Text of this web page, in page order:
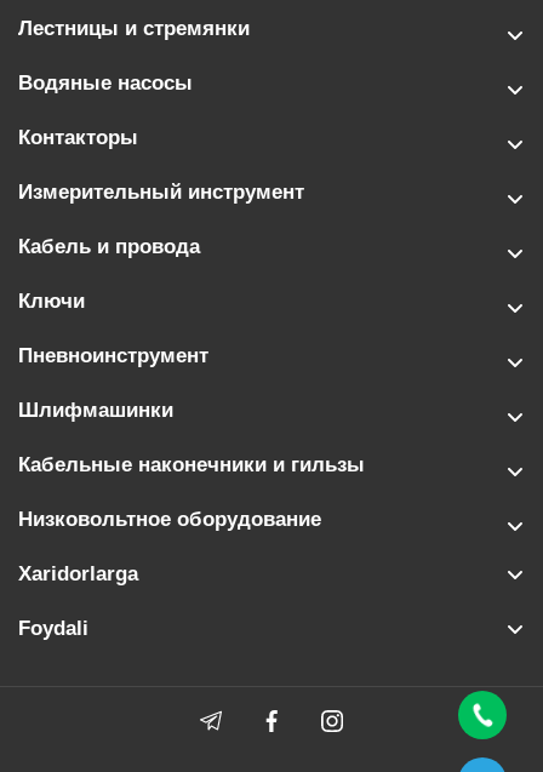
Лестницы и стремянки
Водяные насосы
Контакторы
Измерительный инструмент
Кабель и провода
Ключи
Пневноинструмент
Шлифмашинки
Кабельные наконечники и гильзы
Низковольтное оборудование
Xaridorlarga
Foydali